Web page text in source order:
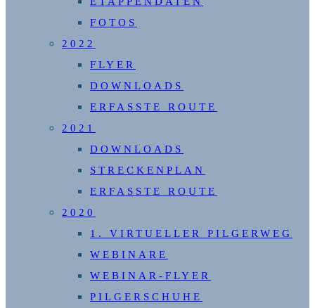
FOTOS
2022
FLYER
DOWNLOADS
ERFASSTE ROUTE
2021
DOWNLOADS
STRECKENPLAN
ERFASSTE ROUTE
2020
1. VIRTUELLER PILGERWEG
WEBINARE
WEBINAR-FLYER
PILGERSCHUHE